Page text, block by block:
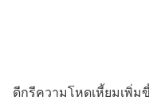
ดีกรีความโหดเหี้ยมเพิ่